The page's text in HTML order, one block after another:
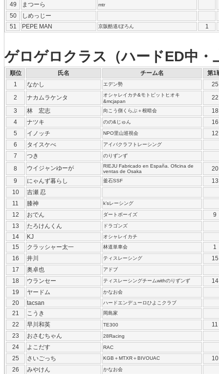
49 まつーら mtr
50
しめっじー
51
PEPE MAN 京阪酷道/ぽろん 1
ゲロゲロクラス（ハードED中
順位 氏名 チーム名
第1
1
なかし エデン勢
25
2
ナカムラケンタ
オシャレイカチ&モトピットヒオキ
&mcjapan
22
3
林 宏志 向こう側くらぶ＋根暗会
18
4
ナツキ のの&じゅん
16
5
イノッチ NPO里山巡視会
12
6
タイスケべ アイバクラフトレーシング
7 つき のりずンず
8 ウイジャンゆーが
RIEJU Fabricado en España. Oficina de
ventas de Osaka
20
9
にゃんず暮らし 釜石SSF
13
10
吉瀬 忍
11
膝神 k’sレーシング
12 おでん ダートボーイズ
9
13
たろけんくん ドラゴンズ
14 KJ オシャレイカチ
15 クラッシャー太一 林道単車会
1
16
井川 ティスレーシング
15
17
奥卓也 アドブ
18 ウランセー ティスレーシングチームwithのりずンず
14
19
ヤードム かなお会
20 tacsan ハードエンデューロひよこクラブ
21 こうき 岡島家
22 早川和英 TE300
11
23
おさむちゃん 28Racing
24 よこだす RAC
25 さいごっち KGB＋MTXR＋BIVOUAC
10
26
みやけん かなお会